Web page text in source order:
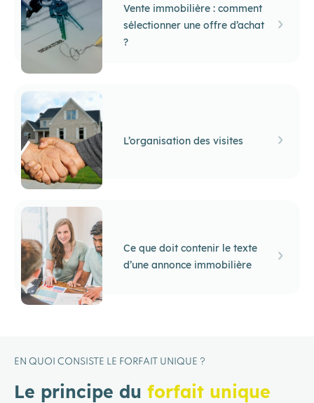
Vente immobilière : comment
sélectionner une offre d’achat
?
L’organisation des visites
Ce que doit contenir le texte
d’une annonce immobilière
EN QUOI CONSISTE LE FORFAIT UNIQUE ?
Le principe du forfait unique